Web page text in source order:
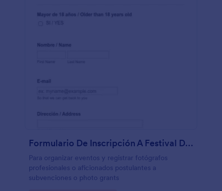
Formulario De Inscripción A Festival De Fotografías
Para organizar eventos y registrar fotógrafos
profesionales o aficionados postulantes a
subvenciones o photo grants